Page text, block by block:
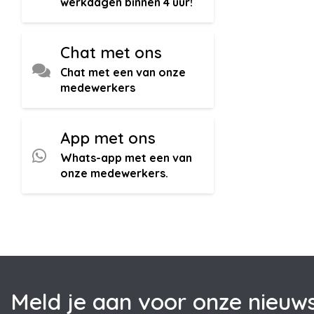
Chat met ons
Chat met een van onze
medewerkers
App met ons
Whats-app met een van
onze medewerkers.
Meld je aan voor onze